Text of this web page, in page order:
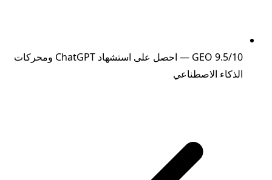
GEO 9.5/10 — احصل على استشهاد ChatGPT ومحركات
الذكاء الاصطناعي